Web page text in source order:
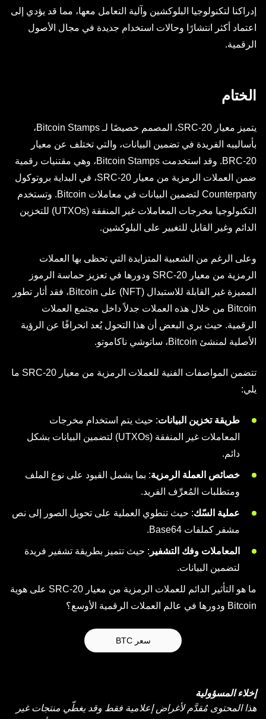
إدراكنا لتكنولوجيا البلوكشين وآلية التعامل معها، مما قد يؤدي إلى
اعتماد أكثر انتشارًا وحالات استخدام جديدة في مجال الأصول
الرقمية.
الختام
يتميز معيار SRC-20، المصمم خصيصًا لـ Bitcoin Stamps،
بأساليبه الفريدة في تضمين البيانات، والتي تختلف عن معيار
BRC-20. وقد استخدمت Bitcoin Stamps، وهي مقتنيات رقمية
ضمن العملات الرمزية من معيار SRC-20، في البداية بروتوكول
Counterparty لتضمين البيانات في معاملات Bitcoin. وتستخدم
التكنولوجيا مخرجات المعاملات غير المنفقة (UTXOs) للتخزين
الدائم وغير القابل للتغيير على البلوكشين.
وعلى الرغم من الشعبية المتزايدة التي تحظى بها العملات
الرمزية من معيار SRC-20 ودورها في تعزيز حماسة الرموز
المميزة غير القابلة للاستبدال (NFT) على Bitcoin، فقد أثار تطور
Bitcoin من خلال هذه العملات جدلاً داخل مجتمع العملات
الرقمية. حيث يرى البعض أن هذا التحول يُعد انحرافًا عن الرؤية
الأصلية لمنشئ Bitcoin، ساتوشي ناكاموتو.
تتضمن المواصفات الفنية للعملات الرمزية من معيار SRC-20 ما
يلي:
طريقة تخزين البيانات: حيث يتم استخدام مخرجات
المعاملات غير المنفقة (UTXOs) لتضمين البيانات بشكل
دائم.
خصائص العملة الرمزية: بما يشمل القيود على نوع الملف
ومتطلبات المُعرِّف الفريد.
عملية السّك: حيث تنطوي العملية على تحويل الصور إلى نص
مشفر كملفات Base64.
المعاملات وفك التشفير : حيث تتميز بطريقة تشفير فريدة
لتضمين البيانات.
ما هو التأثير الدائم للعملات الرمزية من معيار SRC-20 على هوية
Bitcoin ودورها في عالم العملات الرقمية الأوسع؟
سعر BTC
إخلاء المسؤولية
هذا المحتوى مُقدَّم لأغراض إعلامية فقط وقد يغطّي منتجات غير